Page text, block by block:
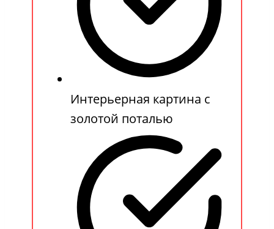
Интерьерная картина с
золотой поталью